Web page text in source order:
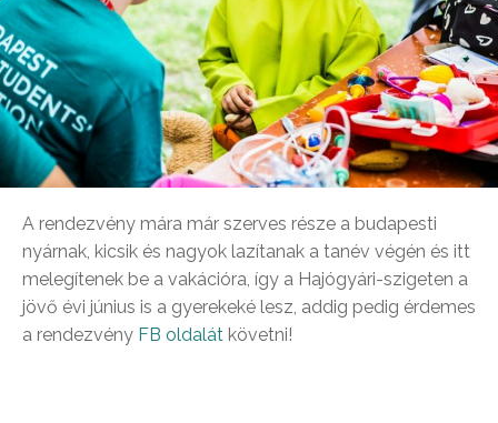
A rendezvény mára már szerves része a budapesti
nyárnak, kicsik és nagyok lazítanak a tanév végén és itt
melegítenek be a vakációra, így a Hajógyári-szigeten a
jövő évi június is a gyerekeké lesz, addig pedig érdemes
a rendezvény FB oldalát követni!